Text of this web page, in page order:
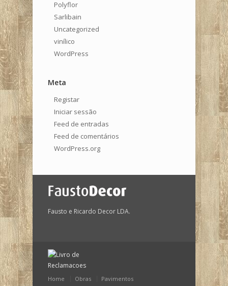
Polyflor
Sarlibain
Uncategorized
vinílico
WordPress
Meta
Registar
Iniciar sessão
Feed de entradas
Feed de comentários
WordPress.org
Fausto e Ricardo Decor LDA.
Home Obras
Pavimentos